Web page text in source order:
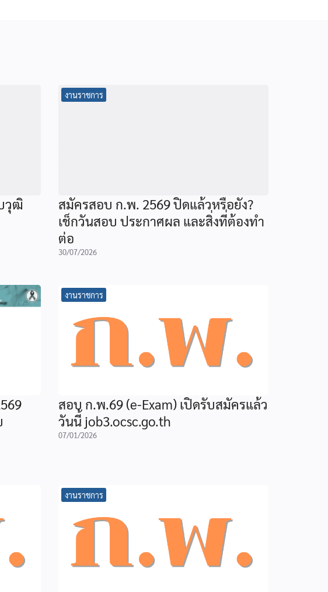
วุฒิ
งานราชการ
สมัครสอบ ก.พ. 2569 ปิดแล้วหรือยัง?
เช็กวันสอบ ประกาศผล และสิ่งที่ต้องทำ
ต่อ
30/07/2026
งานราชการ
สอบ ก.พ.69 (e-Exam) เปิดรับสมัครแล้ว
วันนี้ job3.ocsc.go.th
07/01/2026
งานราชการ